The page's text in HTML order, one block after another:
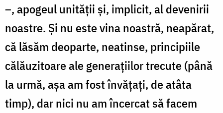
–, apogeul unității și, implicit, al devenirii
noastre. Și nu este vina noastră, neapărat,
că lăsăm deoparte, neatinse, principiile
călăuzitoare ale generațiilor trecute (până
la urmă, așa am fost învățați, de atâta
timp), dar nici nu am încercat să facem